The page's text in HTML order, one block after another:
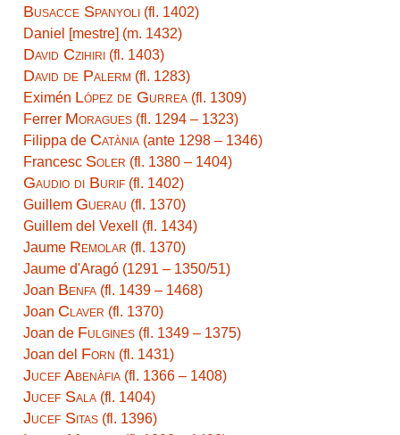
Busacce Spanyoli (fl. 1402)
Daniel [mestre] (m. 1432)
David Czihiri (fl. 1403)
David de Palerm (fl. 1283)
Eximén López de Gurrea (fl. 1309)
Ferrer Moragues (fl. 1294 – 1323)
Filippa de Catània (ante 1298 – 1346)
Francesc Soler (fl. 1380 – 1404)
Gaudio di Burif (fl. 1402)
Guillem Guerau (fl. 1370)
Guillem del Vexell (fl. 1434)
Jaume Remolar (fl. 1370)
Jaume d'Aragó (1291 – 1350/51)
Joan Benfa (fl. 1439 – 1468)
Joan Claver (fl. 1370)
Joan de Fulgines (fl. 1349 – 1375)
Joan del Forn (fl. 1431)
Jucef Abenàfia (fl. 1366 – 1408)
Jucef Sala (fl. 1404)
Jucef Sitas (fl. 1396)